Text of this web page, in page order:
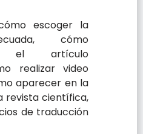
escoger la
cómo
el artículo
realizar video
aparecer en la
revista científica,
de traducción